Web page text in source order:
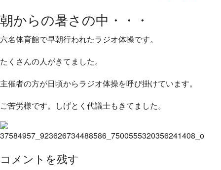
朝からの暑さの中・・・
六名体育館で早朝行われたラジオ体操です。
たくさんの人がきてました。
主催者の方が日頃からラジオ体操を呼び掛けています。
ご苦労様です。しげとく代議士もきてました。
コメントを残す